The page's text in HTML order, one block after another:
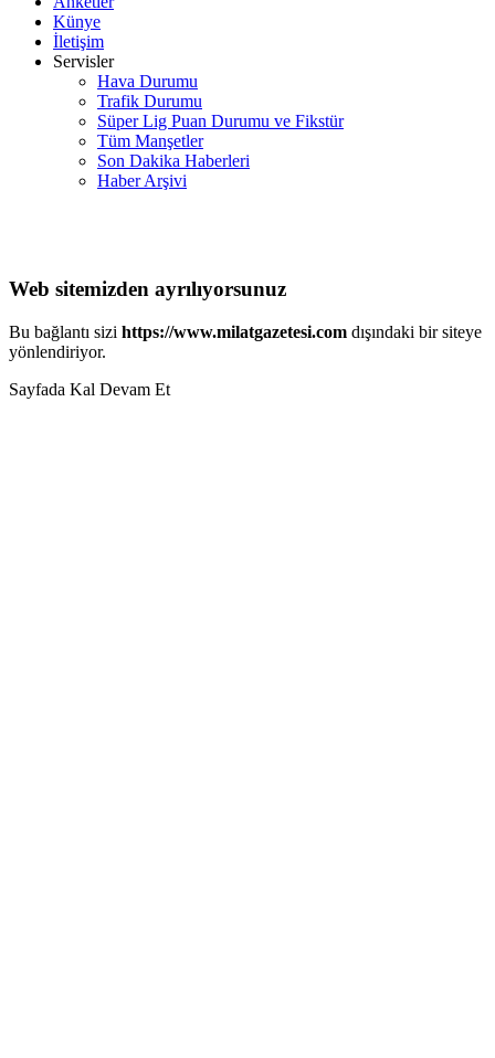
Künye
İletişim
Servisler
Hava Durumu
Trafik Durumu
Süper Lig Puan Durumu ve Fikstür
Tüm Manşetler
Son Dakika Haberleri
Haber Arşivi
Web sitemizden ayrılıyorsunuz
Bu bağlantı sizi https://www.milatgazetesi.com dışındaki bir siteye
yönlendiriyor.
Sayfada Kal Devam Et